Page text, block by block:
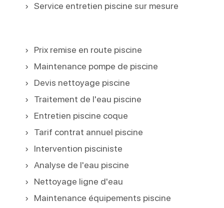
Service entretien piscine sur mesure
Prix remise en route piscine
Maintenance pompe de piscine
Devis nettoyage piscine
Traitement de l'eau piscine
Entretien piscine coque
Tarif contrat annuel piscine
Intervention pisciniste
Analyse de l'eau piscine
Nettoyage ligne d'eau
Maintenance équipements piscine